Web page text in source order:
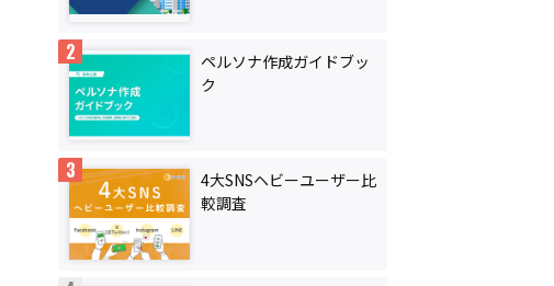
ペルソナ作成ガイドブッ
ク
4大SNSヘビーユーザー比
較調査